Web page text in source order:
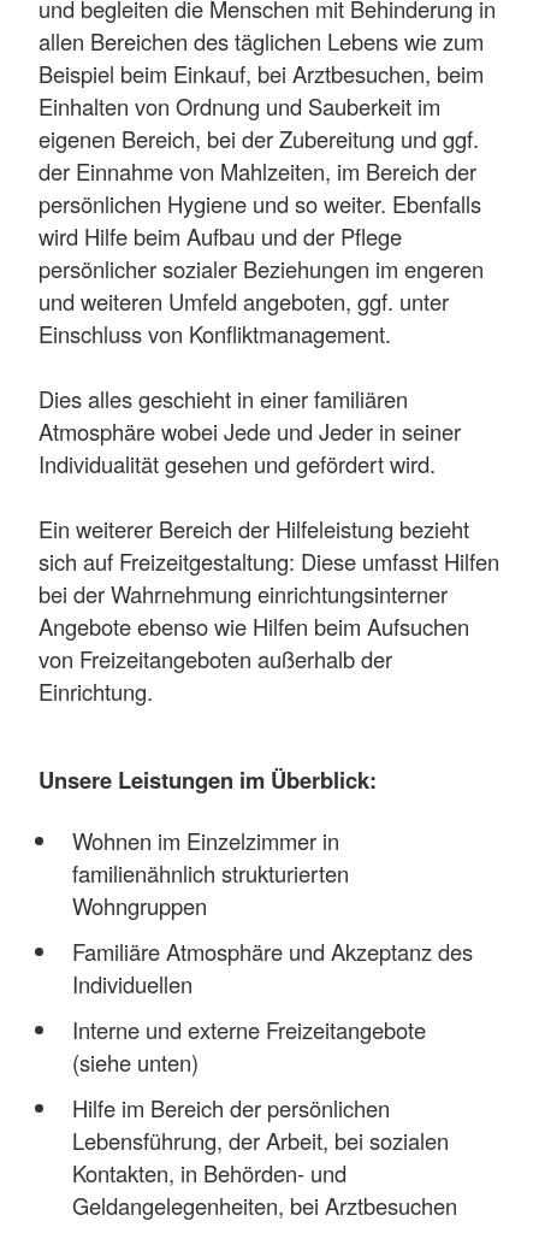
und begleiten die Menschen mit Behinderung in
allen Bereichen des täglichen Lebens wie zum
Beispiel beim Einkauf, bei Arztbesuchen, beim
Einhalten von Ordnung und Sauberkeit im
eigenen Bereich, bei der Zubereitung und ggf.
der Einnahme von Mahlzeiten, im Bereich der
persönlichen Hygiene und so weiter. Ebenfalls
wird Hilfe beim Aufbau und der Pflege
persönlicher sozialer Beziehungen im engeren
und weiteren Umfeld angeboten, ggf. unter
Einschluss von Konfliktmanagement.
Dies alles geschieht in einer familiären
Atmosphäre wobei Jede und Jeder in seiner
Individualität gesehen und gefördert wird.
Ein weiterer Bereich der Hilfeleistung bezieht
sich auf Freizeitgestaltung: Diese umfasst Hilfen
bei der Wahrnehmung einrichtungsinterner
Angebote ebenso wie Hilfen beim Aufsuchen
von Freizeitangeboten außerhalb der
Einrichtung.
Unsere Leistungen im Überblick:
Wohnen im Einzelzimmer in
familienähnlich strukturierten
Wohngruppen
Familiäre Atmosphäre und Akzeptanz des
Individuellen
Interne und externe Freizeitangebote
(siehe unten)
Hilfe im Bereich der persönlichen
Lebensführung, der Arbeit, bei sozialen
Kontakten, in Behörden- und
Geldangelegenheiten, bei Arztbesuchen